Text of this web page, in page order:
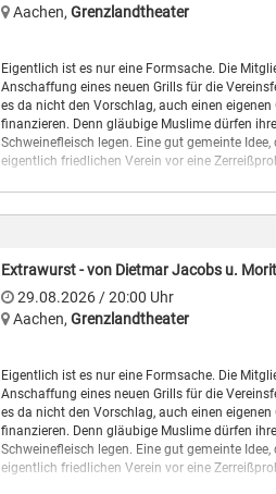
Ort: KaffeeFleck (2. Etage der Buchhandlung)
Aachen, Grenzlandtheater
Eigentlich ist es nur eine Formsache. Die
Anschaffung eines neuen Grills für die
es da nicht den Vorschlag, auch einen
finanzieren. Denn gläubige Muslime dürfen
Schweinefleisch legen. Eine gut gemeinte
eigentlich friedlichen Verein vor eine
die u. a. für so bekannte Fernsehformate wie
„Stromberg“ verantwortlich zeichneten.
Extrawurst - von Dietmar Jacobs u.
29.08.2026/ 20:00 Uhr
Aachen, Grenzlandtheater
Eigentlich ist es nur eine Formsache. Die
Anschaffung eines neuen Grills für die
es da nicht den Vorschlag, auch einen
finanzieren. Denn gläubige Muslime dürfen
Schweinefleisch legen. Eine gut gemeinte
eigentlich friedlichen Verein vor eine